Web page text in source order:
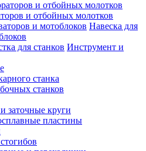
и отбойных молотков
Навеска для
Инструмент и
станка
станков
заточные круги
пластины